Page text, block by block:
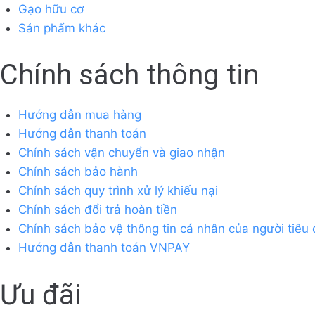
Gạo hữu cơ
Sản phẩm khác
Chính sách thông tin
Hướng dẫn mua hàng
Hướng dẫn thanh toán
Chính sách vận chuyển và giao nhận
Chính sách bảo hành
Chính sách quy trình xử lý khiếu nại
Chính sách đổi trả hoàn tiền
Chính sách bảo vệ thông tin cá nhân của người tiêu
Hướng dẫn thanh toán VNPAY
Ưu đãi